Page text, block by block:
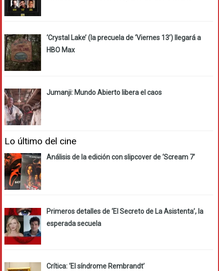
‘Crystal Lake’ (la precuela de ‘Viernes 13’) llegará a
HBO Max
Jumanji: Mundo Abierto libera el caos
Lo último del cine
Análisis de la edición con slipcover de ‘Scream 7’
Primeros detalles de ‘El Secreto de La Asistenta’, la
esperada secuela
Crítica: ‘El síndrome Rembrandt’